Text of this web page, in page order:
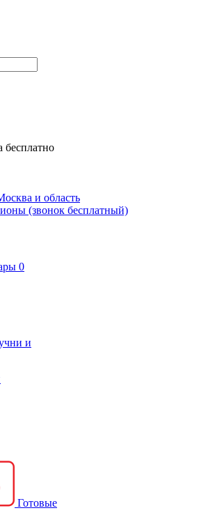
бесплатно
и область
(звонок бесплатный)
0
и
Готовые